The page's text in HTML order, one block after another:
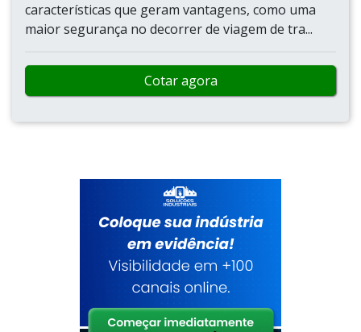
características que geram vantagens, como uma
maior segurança no decorrer de viagem de tra...
Cotar agora